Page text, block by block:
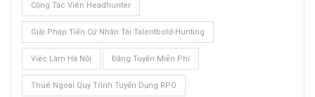
Cộng Tác Viên Headhunter
Giải Pháp Tiến Cử Nhân Tài Talentbold-Hunting
Việc Làm Hà Nội Đăng Tuyển Miễn Phí
Thuê Ngoài Quy Trình Tuyển Dụng RPO